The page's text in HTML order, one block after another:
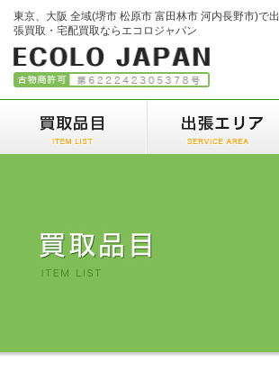
東京、大阪 全域(堺市 松原市 富田林市 河内長野市)で出
張買取・宅配買取ならエコロジャパン